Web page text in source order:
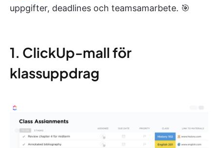
uppgifter, deadlines och teamsamarbete. 🎯
1. ClickUp-mall för
klassuppdrag